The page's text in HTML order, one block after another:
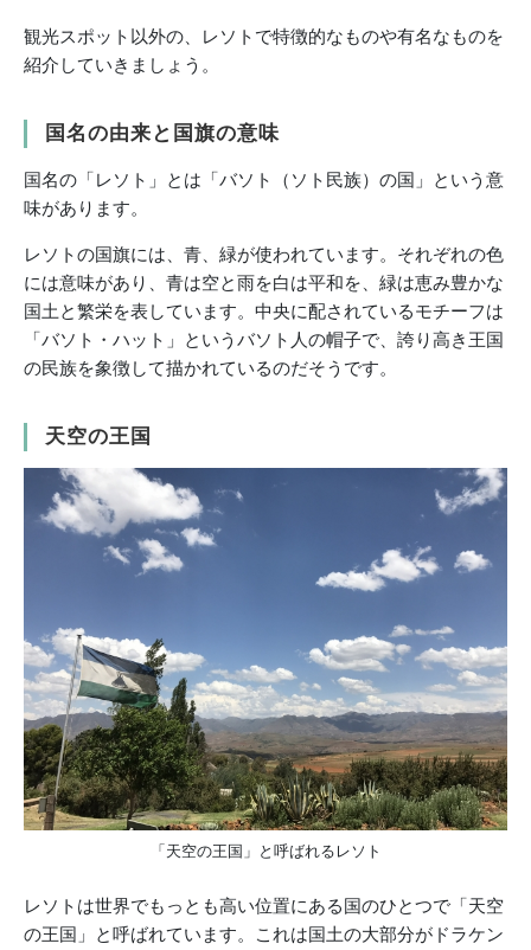
観光スポット以外の、レソトで特徴的なものや有名なものを
紹介していきましょう。
国名の由来と国旗の意味
国名の「レソト」とは「バソト（ソト民族）の国」という意
味があります。
レソトの国旗には、青、緑が使われています。それぞれの色
には意味があり、青は空と雨を白は平和を、緑は恵み豊かな
国土と繁栄を表しています。中央に配されているモチーフは
「バソト・ハット」というバソト人の帽子で、誇り高き王国
の民族を象徴して描かれているのだそうです。
天空の王国
「天空の王国」と呼ばれるレソト
レソトは世界でもっとも高い位置にある国のひとつで「天空
の王国」と呼ばれています。これは国土の大部分がドラケン